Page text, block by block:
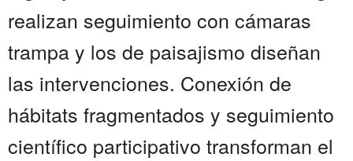
realizan seguimiento con cámaras
trampa y los de paisajismo diseñan
las intervenciones. Conexión de
hábitats fragmentados y seguimiento
científico participativo transforman el